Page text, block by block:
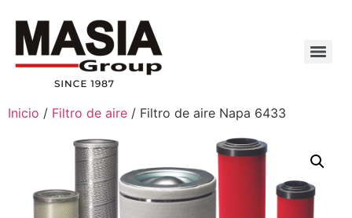
Inicio / Filtro de aire / Filtro de aire Napa 6433